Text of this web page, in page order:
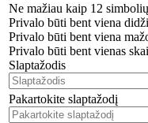
Ne mažiau kaip 12
Privalo būti bent viena
Privalo būti bent viena
Privalo būti bent vienas
Slaptažodis
Pakartokite slaptažodį